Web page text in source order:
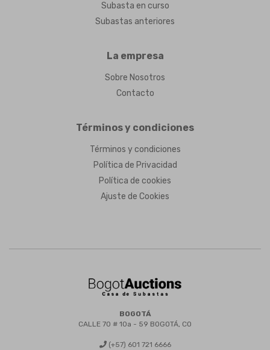
Subasta en curso
Subastas anteriores
La empresa
Sobre Nosotros
Contacto
Términos y condiciones
Términos y condiciones
Política de Privacidad
Política de cookies
Ajuste de Cookies
BOGOTÁ
CALLE 70 # 10a - 59 BOGOTÁ, CO
(+57) 601 721 6666